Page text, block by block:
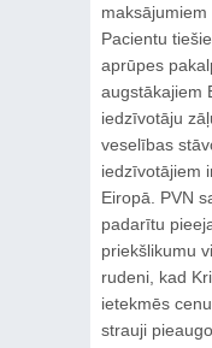
maksājumiem
Pacientu
aprūpes
augstākajiem
iedzīvotāju
veselības
iedzīvotājiem
Eiropā. PVN
padarītu
priekšlikumu
rudeni, kad
ietekmēs
strauji